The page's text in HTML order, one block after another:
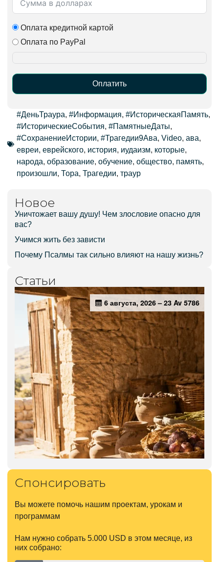
Оплата кредитной картой
Оплата по PayPal
Оплатить
Alternative:
#ДеньТраура, #Информация, #ИсторическаяПамять,
#ИсторическиеСобытия, #ПамятныеДаты,
#СохранениеИстории, #Трагедии9Ава, Video, ава,
евреи, еврейского, история, иудаизм, которые,
народа, образование, обучение, общество, память,
произошли, Тора, Трагедии, траур
Новое
Уничтожает вашу душу! Чем злословие опасно для
вас?
Учимся жить без зависти
Почему Псалмы так сильно влияют на нашу жизнь?
Статьи
Спонсировать
Вы можете помочь нашим проектам, урокам и
программам
Нам нужно собрать 5.000 USD в этом месяце, из
них собрано: